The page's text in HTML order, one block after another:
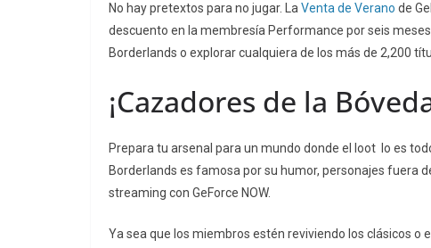
No hay pretextos para no jugar. La Venta de Verano de
descuento en la membresía Performance por seis
Borderlands o explorar cualquiera de los más de 2,200
¡Cazadores de la
Prepara tu arsenal para un mundo donde el loot lo es
Borderlands es famosa por su humor, personajes fuera
streaming con GeForce NOW.
Ya sea que los miembros estén reviviendo los clásicos